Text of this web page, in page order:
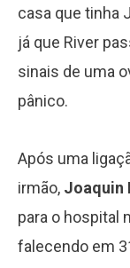
casa que tinha
já que River
sinais de uma
pânico.
Após uma
irmão, Joaquin
para o hospital
falecendo em